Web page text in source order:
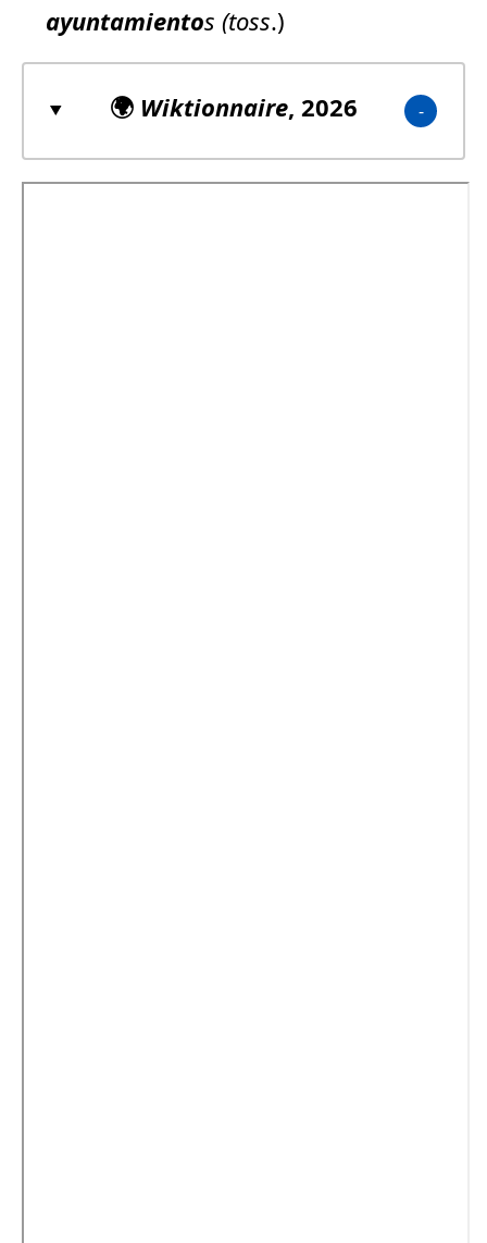
ayuntamientos (toss.)
🌍 Wiktionnaire, 2026